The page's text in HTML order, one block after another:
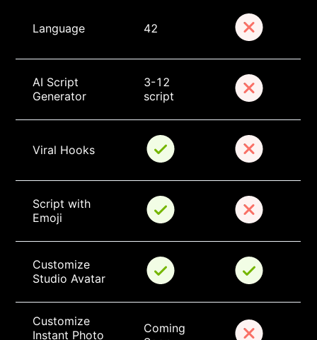
Language 42
AI Script
Generator
3-12
script
Viral Hooks
Script with
Emoji
Customize
Studio Avatar
Customize
Instant Photo
Coming